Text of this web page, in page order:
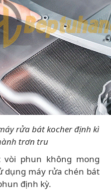
rửa bát kocher định kì
trơn tru
phun không mong
dụng máy rửa chén bát
định kỳ.